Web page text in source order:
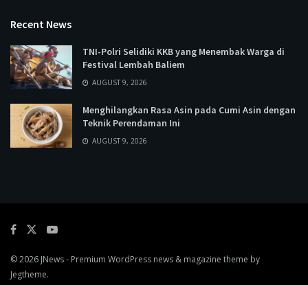
Recent News
TNI-Polri Selidiki KKB yang Menembak Warga di
Festival Lembah Baliem
AUGUST 9, 2026
Menghilangkan Rasa Asin pada Cumi Asin dengan
Teknik Perendaman Ini
AUGUST 9, 2026
© 2026 JNews- Premium WordPress news & magazine theme by
Jegtheme.